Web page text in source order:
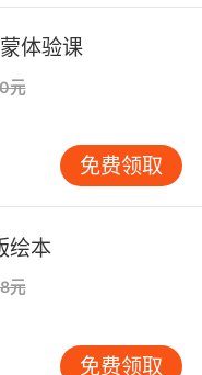
空探索演讲的教学
解码"课程。学
明"等核心概念的
的英语建构方法。
训练的学生，在学
，显示出明显的
正在构建全球首
。通过AI分解
语音波形、语义
这项技术突破使得
体验课
元
免费领取
绘本
元
免费领取